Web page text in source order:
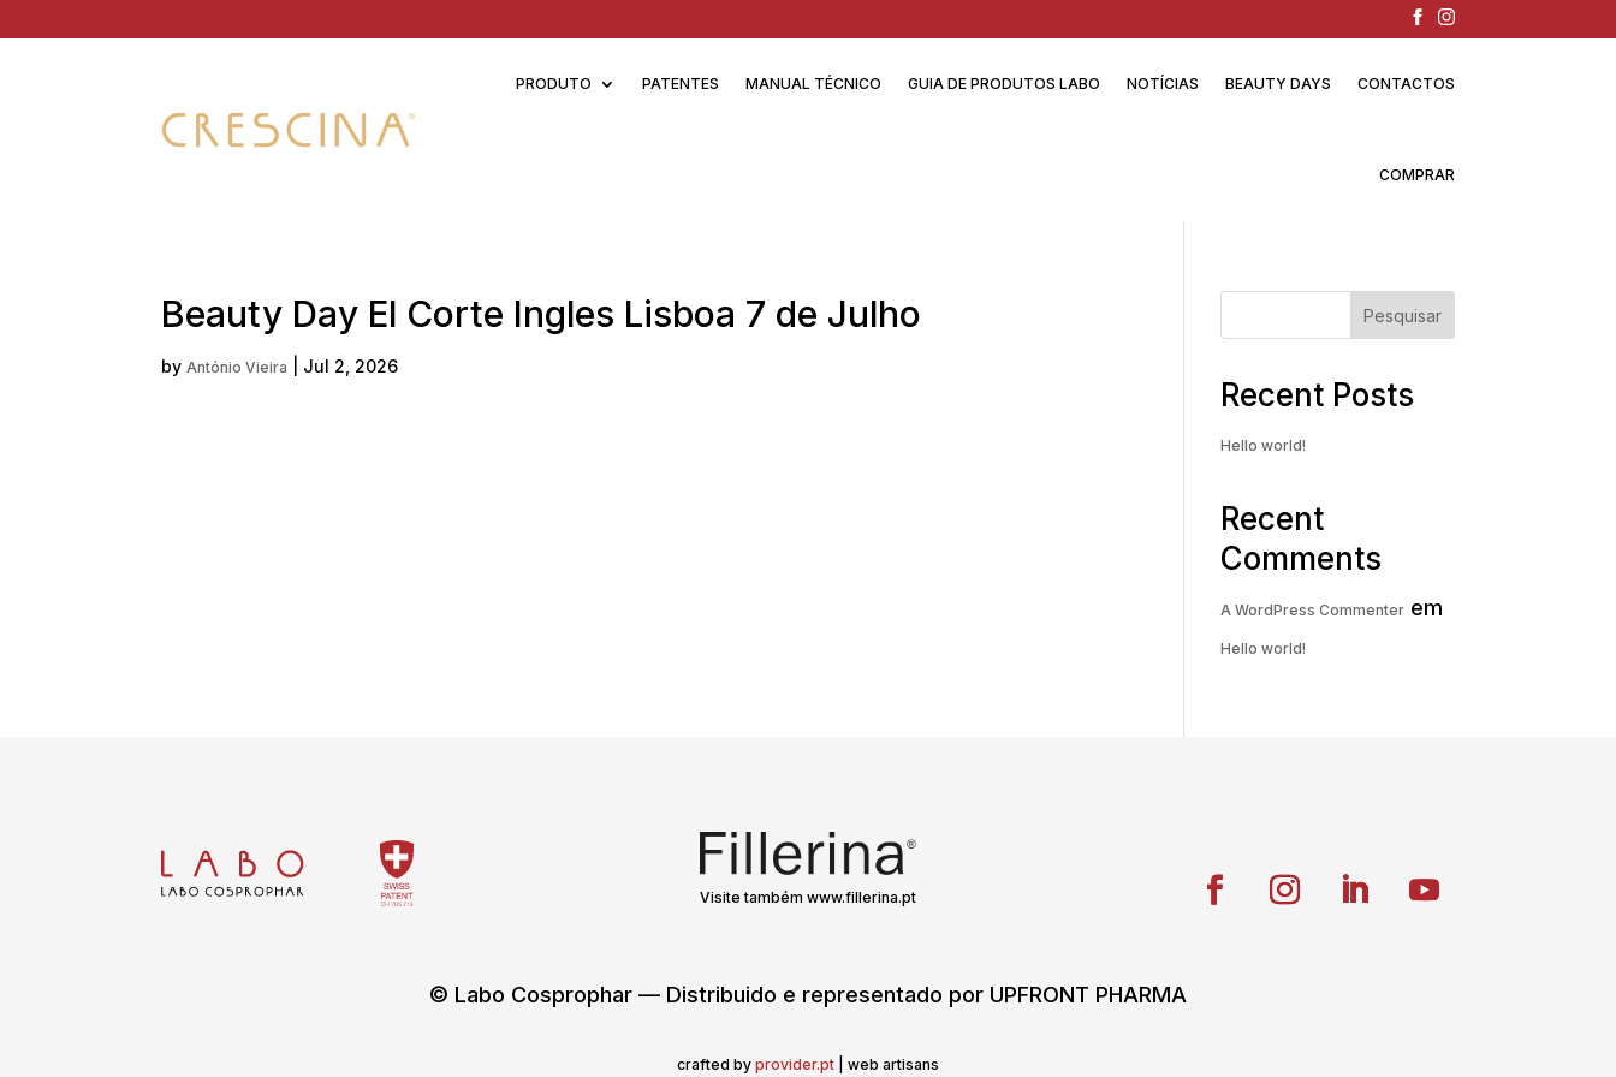
PRODUTO PATENTES MANUAL TÉCNICO GUIA DE PRODUTOS LABO NOTÍCIAS BEAUTY DAYS CONTACTOS
COMPRAR
Beauty Day El Corte Ingles Lisboa 7 de Julho
by António Vieira Jul 2, 2026
Pesquisar
Recent Posts
Hello world!
Recent
Comments
A WordPress Commenter em
Hello world!
Visite também www.fillerina.pt
© Labo Cosprophar — Distribuido e representado por UPFRONT PHARMA
crafted by provider.pt | web artisans